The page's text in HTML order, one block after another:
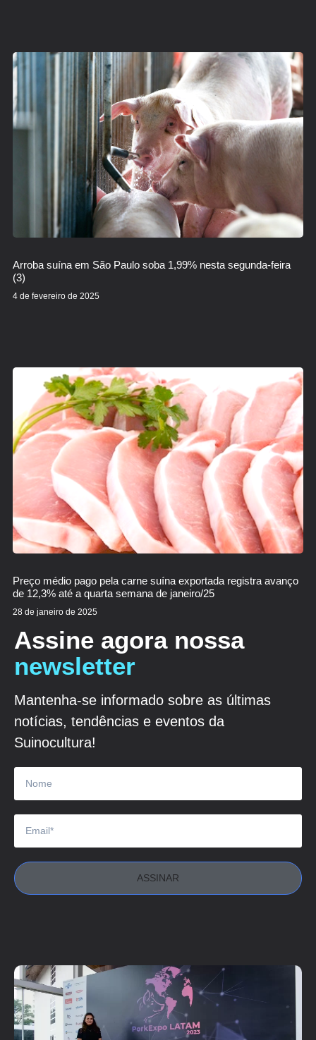
Arroba suína em São Paulo soba 1,99% nesta segunda-feira
(3)
4 de fevereiro de 2025
Preço médio pago pela carne suína exportada registra avanço
de 12,3% até a quarta semana de janeiro/25
28 de janeiro de 2025
Assine agora nossa
newsletter
Mantenha-se informado sobre as últimas
notícias, tendências e eventos da
Suinocultura!
ASSINAR